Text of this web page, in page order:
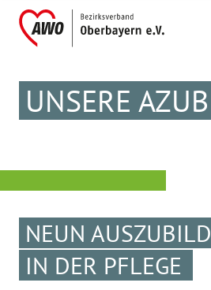
UNSERE
NEUN
IN DER PFLEGE